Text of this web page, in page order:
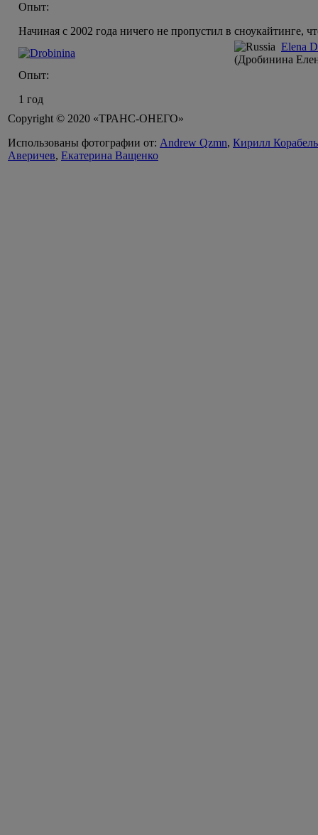
Опыт:
Начиная с 2002 года ничего не пропустил в сноукайтинге,
Elena
(Дробинина
Опыт:
1 год
Copyright © 2020 «ТРАНС-ОНЕГО»
Использованы фотографии от: Andrew Qzmn, Кирилл
Аверичев, Екатерина Ващенко